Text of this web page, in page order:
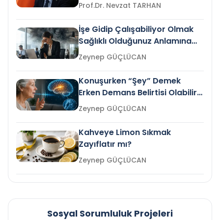
Prof.Dr. Nevzat TARHAN
İşe Gidip Çalışabiliyor Olmak
Sağlıklı Olduğunuz Anlamına
Gelir mi?Zeynep GÜÇLÜCAN
Konuşurken “Şey” Demek
Erken Demans Belirtisi Olabilir
mi?
Zeynep GÜÇLÜCAN
Kahveye Limon Sıkmak
Zayıflatır mı?
Zeynep GÜÇLÜCAN
Sosyal Sorumluluk Projeleri